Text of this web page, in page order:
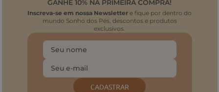
GANHE 10% NA PRIMEIRA COMPRA!
Inscreva-se em nossa Newsletter e fique por dentro do
mundo Sonho dos Pés, descontos e produtos
exclusivos.
CADASTRAR